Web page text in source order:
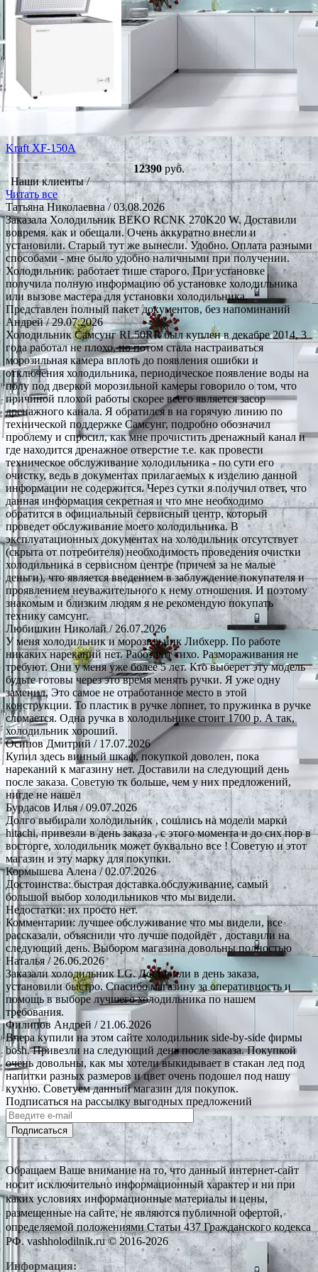
Kraft XF-150A
12390 руб.
Наши клиенты /
Читать все
Татьяна Николаевна / 03.08.2026
Заказала Холодильник BEKO RCNK 270K20 W. Доставили
вовремя. как и обещали. Очень аккуратно внесли и
установили. Старый тут же вынесли. Удобно. Оплата разными
способами - мне было удобно наличными при получении.
Холодильник. работает тише старого. При установке
получила полную информацию об установке холодильника
или вызове мастера для установки холодильника.
Представлен полный пакет документов, без напоминаний
Андрей/ 29.07.2026
Холодильник Самсунг RL50RR был куплен в декабре 2014, 3
года работал не плохо, но потом стала настраиваться
морозильная камера вплоть до появления ошибки и
отключения холодильника, периодическое появление воды на
полу под дверкой морозильной камеры говорило о том, что
причиной плохой работы скорее всего является засор
дренажного канала. Я обратился в на горячую линию по
технической поддержке Самсунг, подробно обозначил
проблему и спросил, как мне прочистить дренажный канал и
где находится дренажное отверстие т.е. как провести
техническое обслуживание холодильника - по сути его
очистку, ведь в документах прилагаемых к изделию данной
информации не содержится. Через сутки я получил ответ, что
данная информация секретная и что мне необходимо
обратится в официальный сервисный центр, который
проведет обслуживание моего холодильника. В
эксплуатационных документах на холодильник отсутствует
(скрыта от потребителя) необходимость проведения очистки
холодильника в сервисном центре (причем за не малые
деньги), что является введением в заблуждение покупателя и
проявлением неуважительного к нему отношения. И поэтому
знакомым и близким людям я не рекомендую покупать
технику самсунг.
Любишкин Николай/ 26.07.2026
У меня холодильник и морозильник Либхерр. По работе
никаких нареканий нет. Работают тихо. Размораживания не
требуют. Они у меня уже более 5 лет. Кто выберет эту модель
будьте готовы через это время менять ручки. Я уже одну
заменил. Это самое не отработанное место в этой
конструкции. То пластик в ручке лопнет, то пружинка в ручке
сломается. Одна ручка в холодильнике стоит 1700 р. А так,
холодильник хороший.
Осипов Дмитрий / 17.07.2026
Купил здесь винный шкаф, покупкой доволен, пока
нареканий к магазину нет. Доставили на следующий день
после заказа. Советую тк больше, чем у них предложений,
нигде не нашёл
Бурдасов Илья/ 09.07.2026
Долго выбирали холодильник , сошлись на модели марки
hitachi, привезли в день заказа , с этого момента и до сих пор в
восторге, холодильник может буквально все ! Советую и этот
магазин и эту марку для покупки.
Кормышева Алена/ 02.07.2026
Достоинства: быстрая доставка.обслуживание, самый
большой выбор холодильников что мы видели.
Недостатки: их просто нет.
Комментарии: лучшее обслуживание что мы видели, все
рассказали, объяснили что лучше подойдёт , доставили на
следующий день. Выбором магазина довольны полностью
Наталья/ 26.06.2026
Заказали холодильник LG. Доставили в день заказа,
установили быстро. Спасибо магазину за оперативность и
помощь в выборе лучшего холодильника по нашем
требования.
Филипов Андрей / 21.06.2026
Вчера купили на этом сайте холодильник side-by-side фирмы
bosh. Привезли на следующий день после заказа. Покупкой
очень довольны, как мы хотели выкидывает в стакан лед под
напитки разных размеров и цвет очень подошел под нашу
кухню. Советуем данный магазин для покупок.
Подписаться на рассылку выгодных предложений
Подписаться
Обращаем Ваше внимание на то, что данный интернет-сайт
носит исключительно информационный характер и ни при
каких условиях информационные материалы и цены,
размещенные на сайте, не являются публичной офертой,
определяемой положениями Статьи 437 Гражданского кодекса
РФ. vashholodilnik.ru © 2016-2026
Информация: